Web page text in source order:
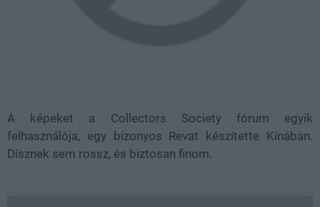
A képeket a Collectors Society fórum egyik
felhasználója, egy bizonyos Revat készítette Kínában.
Dísznek sem rossz, és biztosan finom.